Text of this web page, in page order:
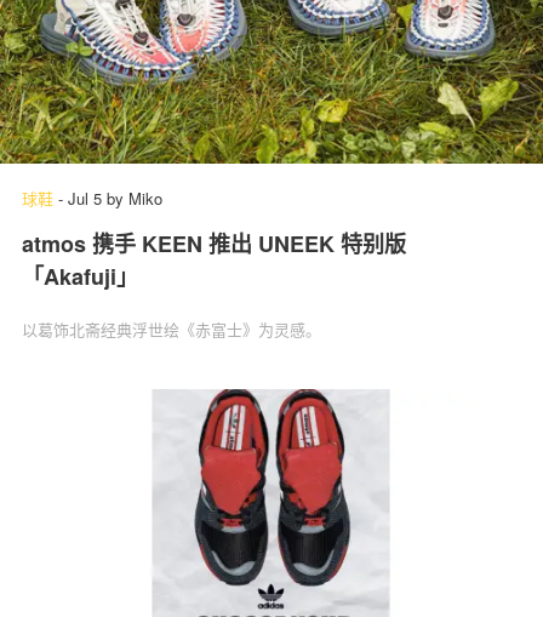
球鞋 - Jul 5 by Miko
atmos 携手 KEEN 推出 UNEEK 特别版
「Akafuji」
以葛饰北斋经典浮世绘《赤富士》为灵感。